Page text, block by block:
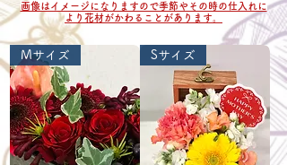
​画像はイメージになりますので季節やその時の仕入れに
より花材がかわることがあります。
Mサイズ Sサイズ